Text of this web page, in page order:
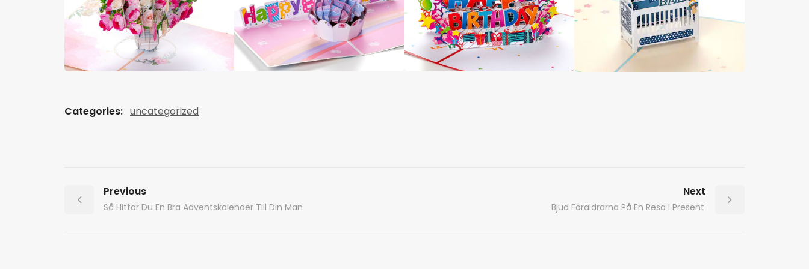
Categories: uncategorized
Previous
Så Hittar Du En Bra Adventskalender Till Din Man
Next
Bjud Föräldrarna På En Resa I Present